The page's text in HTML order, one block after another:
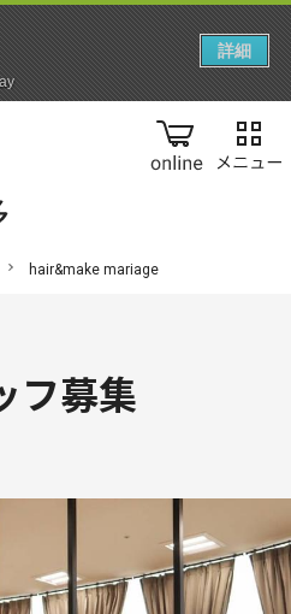
online
hair&make mariage
フ募集
詳細